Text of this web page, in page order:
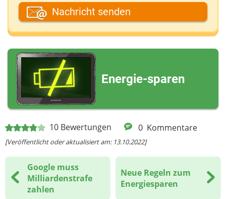
10 Bewertungen 0 Kommentare
[Veröffentlicht oder aktualisiert am: 13.10.2022]
Google muss
Milliardenstrafe
zahlen
Neue Regeln zum
Energiesparen
Dein Fantasiename
Deine E-Mail-Adresse (wenn du eine Antwort
möchtest)
Deine Nachricht
Nachricht senden
Energie-sparen